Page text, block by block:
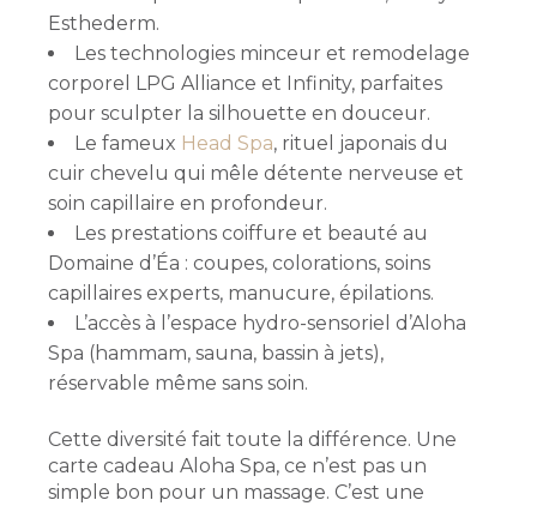
Esthederm.
Les technologies minceur et remodelage
corporel LPG Alliance et Infinity, parfaites
pour sculpter la silhouette en douceur.
Le fameux Head Spa, rituel japonais du
cuir chevelu qui mêle détente nerveuse et
soin capillaire en profondeur.
Les prestations coiffure et beauté au
Domaine d’Éa : coupes, colorations, soins
capillaires experts, manucure, épilations.
L’accès à l’espace hydro-sensoriel d’Aloha
Spa (hammam, sauna, bassin à jets),
réservable même sans soin.
Cette diversité fait toute la différence. Une
carte cadeau Aloha Spa, ce n’est pas un
simple bon pour un massage. C’est une